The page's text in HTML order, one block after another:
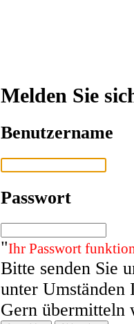
Melden Sie
Benutzername
Passwort
"Ihr Passwort
Bitte senden Sie
unter Umständen
Gern übermitteln